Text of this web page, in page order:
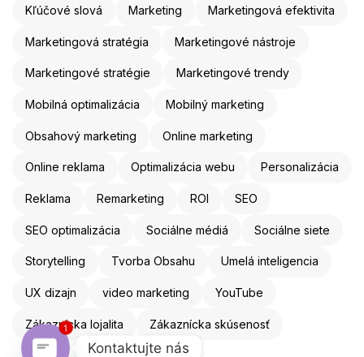
Kľúčové slová Marketing Marketingová efektivita
Marketingová stratégia Marketingové nástroje
Marketingové stratégie Marketingové trendy
Mobilná optimalizácia Mobilný marketing
Obsahový marketing Online marketing
Online reklama Optimalizácia webu Personalizácia
Reklama Remarketing ROI SEO
SEO optimalizácia Sociálne médiá Sociálne siete
Storytelling Tvorba Obsahu Umelá inteligencia
UX dizajn video marketing YouTube
Zákaznícka lojalita Zákaznícka skúsenosť
Kontaktujte nás
1